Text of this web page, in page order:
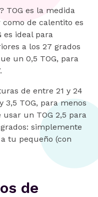
TOG es la medida
de calentito es
es ideal para
a los 27 grados
un 0,5 TOG, para
de entre 21 y 24
3,5 TOG, para menos
un TOG 2,5 para
simplemente
tu pequeño (con
de